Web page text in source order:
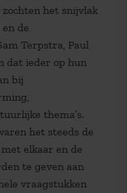
het snijvlak
de
Terpstra, Paul
dat ieder op hun
bij
thema’s.
het steeds de
elkaar en de
te geven aan
vraagstukken